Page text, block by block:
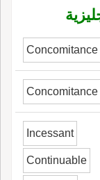
Concomitance
Concomitance
Incessant
Continuable